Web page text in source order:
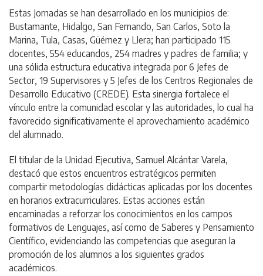
Estas Jornadas se han desarrollado en los municipios de:
Bustamante, Hidalgo, San Fernando, San Carlos, Soto la
Marina, Tula, Casas, Güémez y Llera; han participado 115
docentes, 554 educandos, 254 madres y padres de familia; y
una sólida estructura educativa integrada por 6 Jefes de
Sector, 19 Supervisores y 5 Jefes de los Centros Regionales de
Desarrollo Educativo (CREDE). Esta sinergia fortalece el
vínculo entre la comunidad escolar y las autoridades, lo cual ha
favorecido significativamente el aprovechamiento académico
del alumnado.
El titular de la Unidad Ejecutiva, Samuel Alcántar Varela,
destacó que estos encuentros estratégicos permiten
compartir metodologías didácticas aplicadas por los docentes
en horarios extracurriculares. Estas acciones están
encaminadas a reforzar los conocimientos en los campos
formativos de Lenguajes, así como de Saberes y Pensamiento
Científico, evidenciando las competencias que aseguran la
promoción de los alumnos a los siguientes grados
académicos.